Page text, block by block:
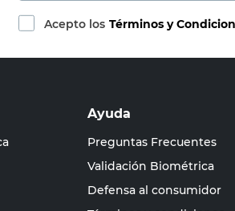
Acepto los Términos y
Ayuda
Preguntas Frecuentes
Validación Biométrica
Defensa al consumidor